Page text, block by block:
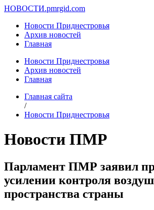
НОВОСТИ.pmrgid.com
Новости Приднестровья
Архив новостей
Главная
Новости Приднестровья
Архив новостей
Главная
Главная сайта
/
Новости Приднестровья
Новости ПМР
Парламент ПМР заявил
усилении контроля
пространства страны